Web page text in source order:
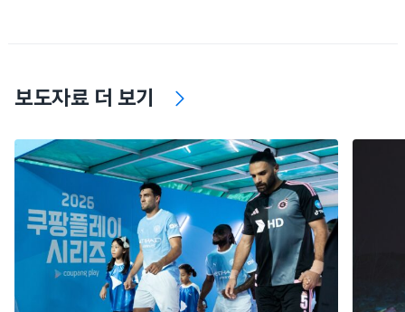
보도자료 더 보기